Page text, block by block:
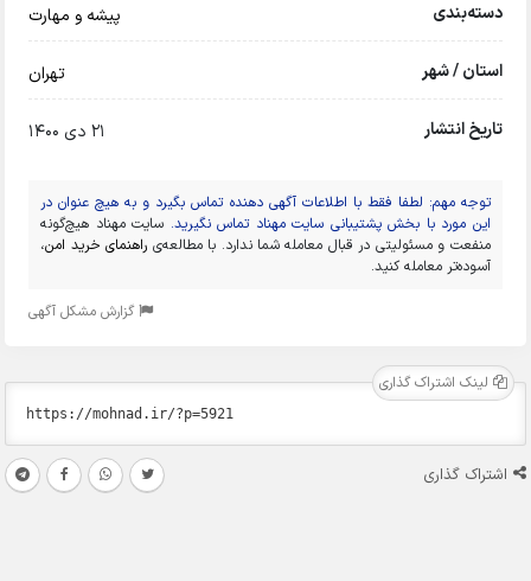
دسته‌بندی پیشه و مهارت
استان / شهر تهران
تاریخ انتشار 21 دی 1400
توجه مهم: لطفا فقط با اطلاعات آگهی دهنده تماس بگیرد و به هیچ عنوان در
این مورد با بخش پشتیبانی سایت مهناد تماس نگیرید. سایت مهناد هیچ‌گونه
منفعت و مسئولیتی در قبال معامله شما ندارد. با مطالعه‌ی راهنمای خرید امن،
آسوده‌تر معامله کنید.
گزارش مشکل آگهی
لینک اشتراک گذاری
اشتراک گذاری